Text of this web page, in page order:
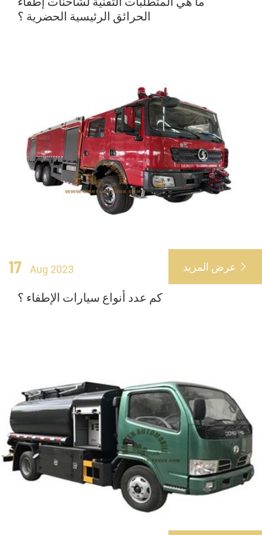
الحرائق الرئيسية الحضرية ؟
17 Aug 2023 عرض المزيد 
كم عدد أنواع سيارات الإطفاء ؟